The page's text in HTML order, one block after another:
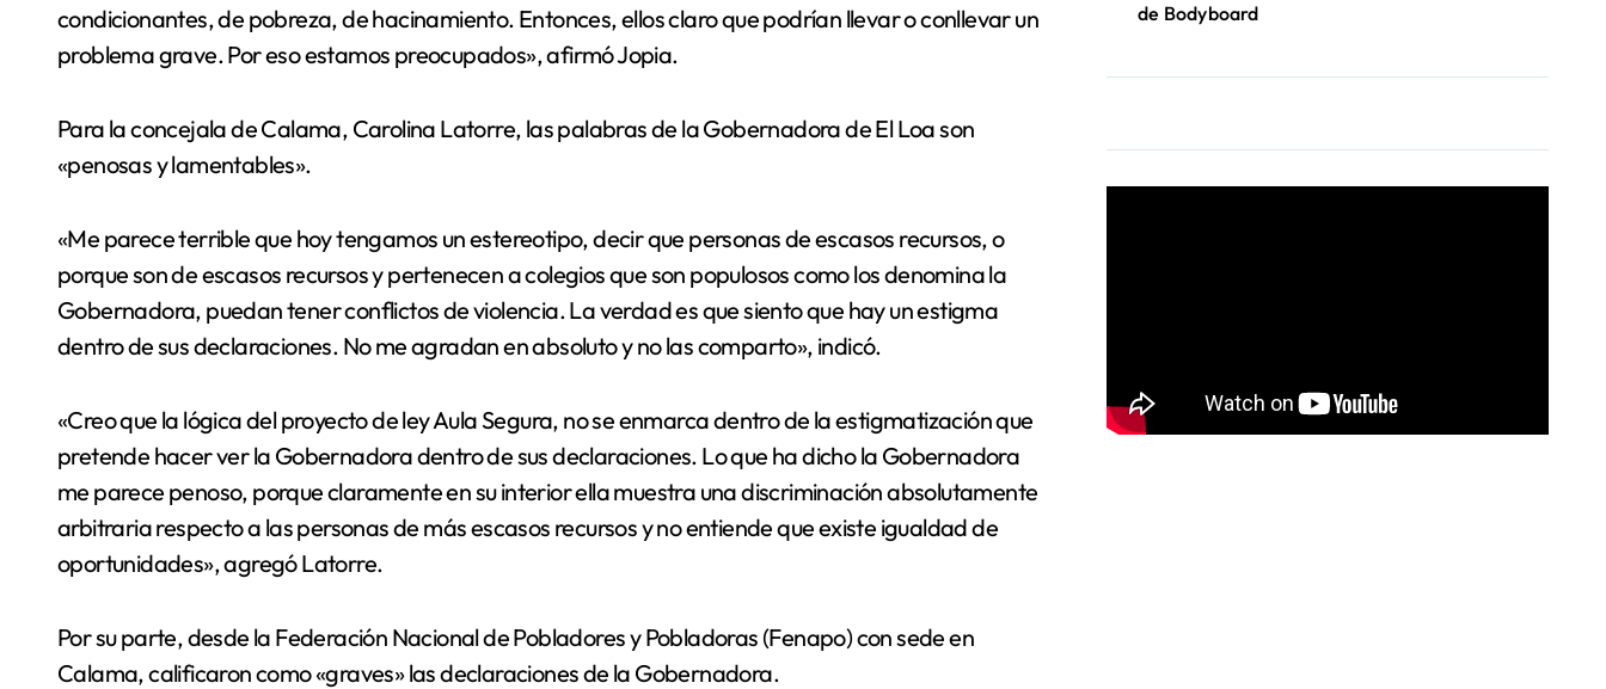
condicionantes, de pobreza, de hacinamiento. Entonces, ellos claro que podrían llevar o conllevar un
problema grave. Por eso estamos preocupados», afirmó Jopia.
Para la concejala de Calama, Carolina Latorre, las palabras de la Gobernadora de El Loa son
«penosas y lamentables».
«Me parece terrible que hoy tengamos un estereotipo, decir que personas de escasos recursos, o
porque son de escasos recursos y pertenecen a colegios que son populosos como los denomina la
Gobernadora, puedan tener conflictos de violencia. La verdad es que siento que hay un estigma
dentro de sus declaraciones. No me agradan en absoluto y no las comparto», indicó.
«Creo que la lógica del proyecto de ley Aula Segura, no se enmarca dentro de la estigmatización que
pretende hacer ver la Gobernadora dentro de sus declaraciones. Lo que ha dicho la Gobernadora
me parece penoso, porque claramente en su interior ella muestra una discriminación absolutamente
arbitraria respecto a las personas de más escasos recursos y no entiende que existe igualdad de
oportunidades», agregó Latorre.
Por su parte, desde la Federación Nacional de Pobladores y Pobladoras (Fenapo) con sede en
Calama, calificaron como «graves» las declaraciones de la Gobernadora.
de Bodyboard